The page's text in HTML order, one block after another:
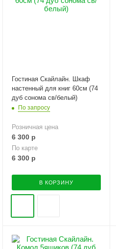
Гостиная Скайлайн. Шкаф
настенный для книг 60см (74
дуб сонома св/белый)
По запросу
Розничная цена
6 300 р
По карте
6 300 р
В КОРЗИНУ